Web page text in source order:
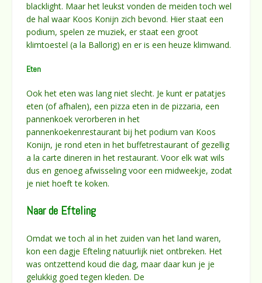
blacklight. Maar het leukst vonden de meiden toch wel
de hal waar Koos Konijn zich bevond. Hier staat een
podium, spelen ze muziek, er staat een groot
klimtoestel (a la Ballorig) en er is een heuze klimwand.
Eten
Ook het eten was lang niet slecht. Je kunt er patatjes
eten (of afhalen), een pizza eten in de pizzaria, een
pannenkoek verorberen in het
pannenkoekenrestaurant bij het podium van Koos
Konijn, je rond eten in het buffetrestaurant of gezellig
a la carte dineren in het restaurant. Voor elk wat wils
dus en genoeg afwisseling voor een midweekje, zodat
je niet hoeft te koken.
Naar de Efteling
Omdat we toch al in het zuiden van het land waren,
kon een dagje Efteling natuurlijk niet ontbreken. Het
was ontzettend koud die dag, maar daar kun je je
gelukkig goedtegen kleden. De